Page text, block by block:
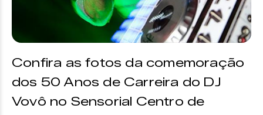
Confira as fotos da comemoração
dos 50 Anos de Carreira do DJ
Vovô no Sensorial Centro de